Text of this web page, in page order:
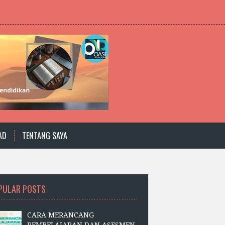
TENTANG SAYA
POSTS
CARA MERANCANG